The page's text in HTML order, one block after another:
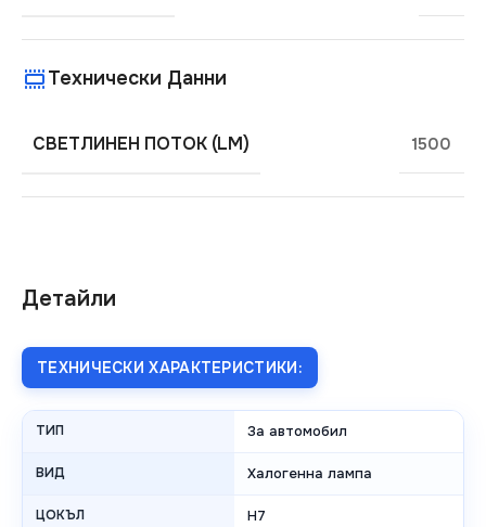
Детайли
ТЕХНИЧЕСКИ ХАРАКТЕРИСТИКИ:
ТИП За автомобил
ВИД Халогенна лампа
ЦОКЪЛ H7
Технически Данни
СВЕТЛИНЕН ПОТОК (LM) 1500